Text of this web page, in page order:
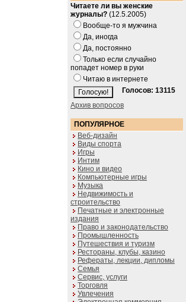
Читаете ли вы женские
журналы? (12.5.2005)
Вообще-то я мужчина
Да, иногда
Да, постоянно
Только если случайно
попадет номер в руки
Читаю в интернете
Голосов: 13115
Архив вопросов
ПОПУЛЯРНОЕ
Веб-дизайн
Виды спорта
Игры
Интим
Кино и видео
Компьютерные игры
Музыка
Недвижимость и
строительство
Печатные и электронные
издания
Право и законодательство
Промышленность
Путешествия и туризм
Рестораны, клубы, казино
Рефераты, лекции, дипломы
Семья
Сервис, услуги
Торговля
Увлечения